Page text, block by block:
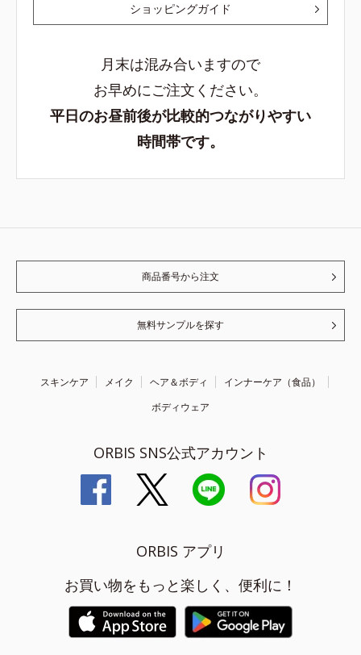
ショッピングガイド
月末は混み合いますので
お早めにご注文ください。
平日のお昼前後が比較的つながりやすい
時間帯です。
商品番号から注文
無料サンプルを探す
スキンケア メイク ヘア＆ボディ
インナーケア（食品）
ボディウェア
ORBIS SNS公式アカウント
ORBIS アプリ
お買い物をもっと楽しく、便利に！